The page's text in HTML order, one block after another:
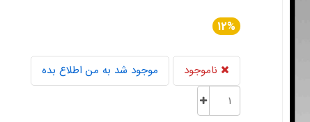
12%
ناموجود موجود شد به من اطلاع بده